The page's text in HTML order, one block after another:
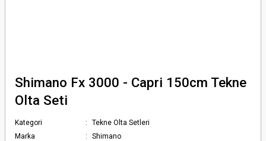
Shimano Fx 3000 - Capri 150cm Tekne
Olta Seti
Kategori
Tekne Olta Setleri
Marka
Shimano